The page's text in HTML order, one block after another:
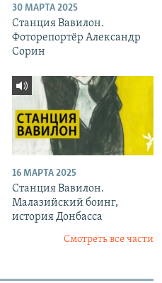
30 МАРТА 2025
Станция Вавилон.
Фоторепортёр Александр
Сорин
16 МАРТА 2025
Станция Вавилон.
Малазийский боинг,
история Донбасса
Смотреть все части